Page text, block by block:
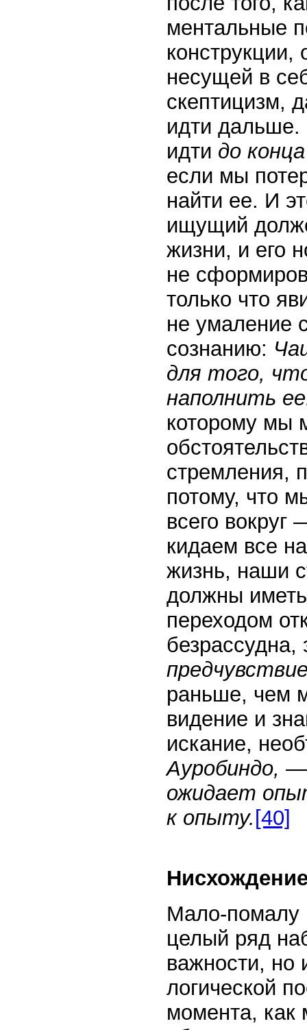
ментальные
несущей в
скептицизм,
идти дальше.
идти до конца
если мы
найти ее. И
ищущий
жизни, и его
не
только что
не умаление
сознанию:
для того,
наполнить
которому мы
стремления,
потому, что
всего
кидаем все
жизнь, наши
должны
переходом
безрассудна,
раньше, чем
видение и
искание,
Ауробиндо,
ожидает
к опыту. [40]
Мало-помалу
целый ряд
важности, но
логической
момента,